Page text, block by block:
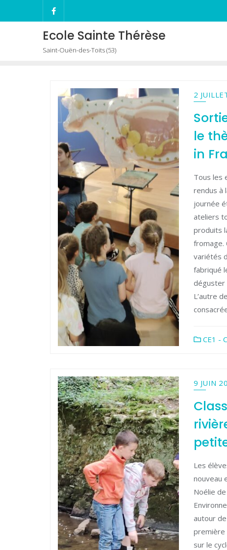
to
Ecole Sainte Thérèse
Saint-Ouën-des-Toits (53)
2
le
in
Tous les
rendus à
journée
ateliers
produits
fromage.
variétés
fabriqué
déguster
L’autre
CE1 -
9 JUIN
Les
nouveau
Noélie
autour de
première
sur le